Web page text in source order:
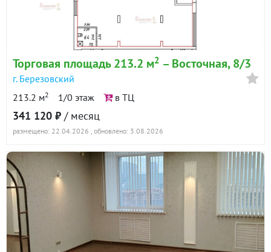
Торговая площадь 213.2 м2 – Восточная, 8/3
г. Березовский
213.2 м2 1/0 этаж в ТЦ
341 120 ₽ / месяц
размещено: 22.04.2026 , обновлено: 3.08.2026